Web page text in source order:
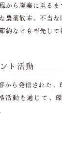
から廃棄に至る
農薬散布、不当な
約なども率先して
ト活動
から発信された
活動を通じて、